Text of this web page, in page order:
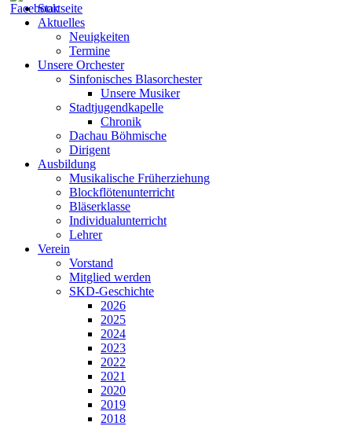
Startseite
Aktuelles
Neuigkeiten
Termine
Unsere Orchester
Sinfonisches Blasorchester
Unsere Musiker
Stadtjugendkapelle
Chronik
Dachau Böhmische
Dirigent
Ausbildung
Musikalische Früherziehung
Blockflötenunterricht
Bläserklasse
Individual­unterricht
Lehrer
Verein
Vorstand
Mitglied werden
SKD-Geschichte
2026
2025
2024
2023
2022
2021
2020
2019
2018